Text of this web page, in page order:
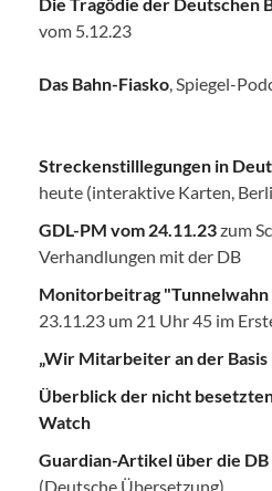
vom 5.12.23
Das Bahn-Fiasko , Spiegel-
Streckenstilllegungen in
heute (interaktive Karten,
GDL-PM vom 24.11.23zum
Verhandlungen mit der DB
Monitorbeitrag
23.11.23 um 21 Uhr 45 im
„Wir Mitarbeiter an der
Überblick der nicht
Watch
Guardian-Artikel über die DB
(Deutsche Übersetzung)